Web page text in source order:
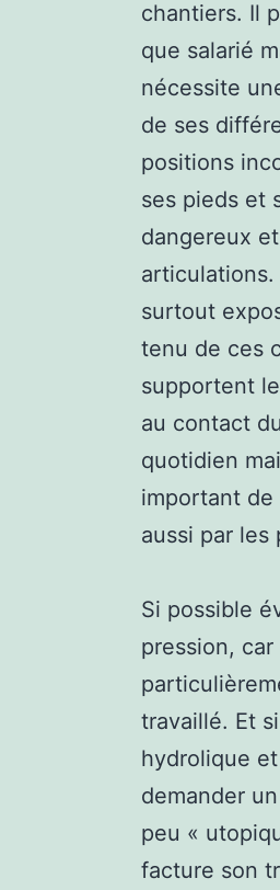
chantiers. Il
que salarié
nécessite
de ses
positions
ses pieds et
dangereux
articulations.
surtout
tenu de ces
supportent
au contact
quotidien
important de
aussi par les
Si possible
pression,
travaillé. Et
hydrolique
demander
peu «
facture son